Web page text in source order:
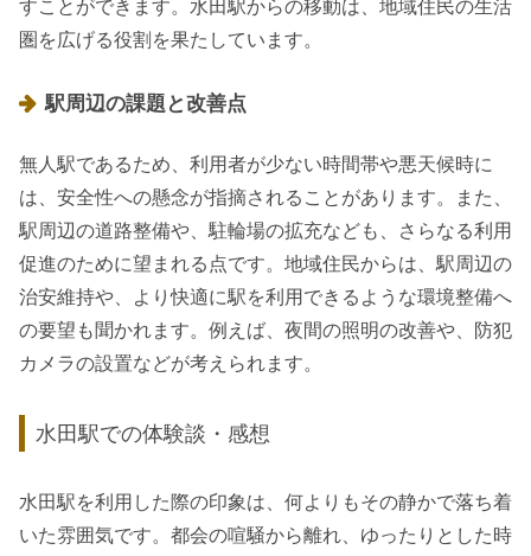
すことができます。水田駅からの移動は、地域住民の生活
圏を広げる役割を果たしています。
駅周辺の課題と改善点
無人駅であるため、利用者が少ない時間帯や悪天候時に
は、安全性への懸念が指摘されることがあります。また、
駅周辺の道路整備や、駐輪場の拡充なども、さらなる利用
促進のために望まれる点です。地域住民からは、駅周辺の
治安維持や、より快適に駅を利用できるような環境整備へ
の要望も聞かれます。例えば、夜間の照明の改善や、防犯
カメラの設置などが考えられます。
水田駅での体験談・感想
水田駅を利用した際の印象は、何よりもその静かで落ち着
いた雰囲気です。都会の喧騒から離れ、ゆったりとした時